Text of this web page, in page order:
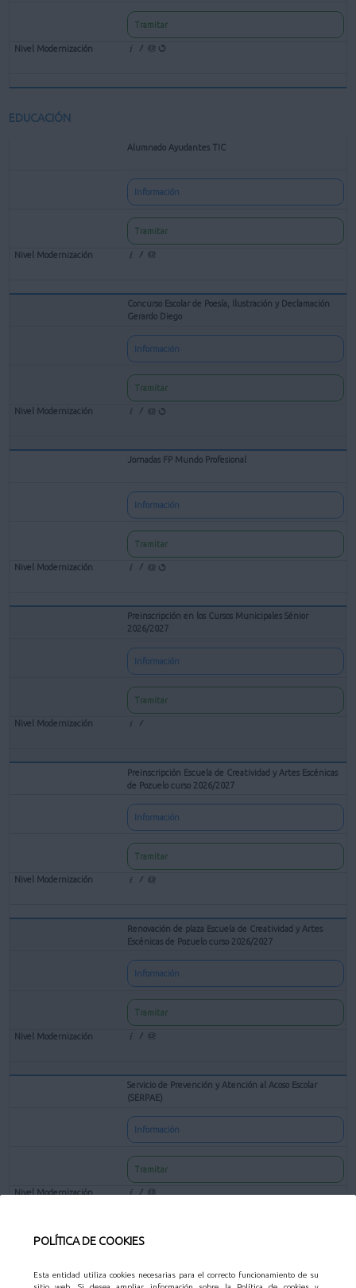
POLÍTICA DE COOKIES
Esta entidad utiliza cookies necesarias para el correcto funcionamiento de su
Tramitar
EDUCACIÓN
Alumnado Ayudantes TIC
Información
Tramitar
Concurso Escolar de Poesía, Ilustración y Declamación
Gerardo Diego
Información
Tramitar
Jornadas FP Mundo Profesional
Información
Tramitar
Preinscripción en los Cursos Municipales Sénior
2026/2027
Información
Tramitar
Preinscripción Escuela de Creatividad y Artes Escénicas
de Pozuelo curso 2026/2027
Información
Tramitar
Renovación de plaza Escuela de Creatividad y Artes
Escénicas de Pozuelo curso 2026/2027
Información
Tramitar
Servicio de Prevención y Atención al Acoso Escolar
(SERPAE)
Información
Tramitar
Solicitud de preinscripción para Centros Escolares en las